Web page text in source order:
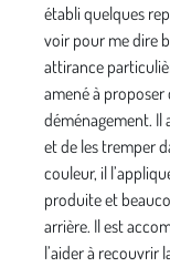
établi quelques
voir pour me dire
attirance
amené à
déménagement. Il
et de les tremper
couleur, il
produite et
arrière. Il est
l’aider à recouvrir